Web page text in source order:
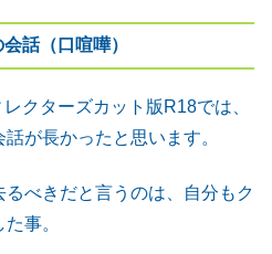
話（口喧嘩）
クターズカット版R18では、
が長かったと思います。
べきだと言うのは、自分もク
事。